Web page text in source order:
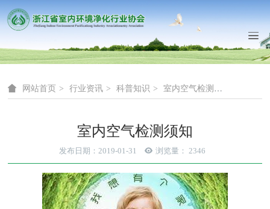
网站首页 行业资讯 科普知识 室内空气检测须知
室内空气检测须知
发布日期：2019-01-31 浏览量： 2346